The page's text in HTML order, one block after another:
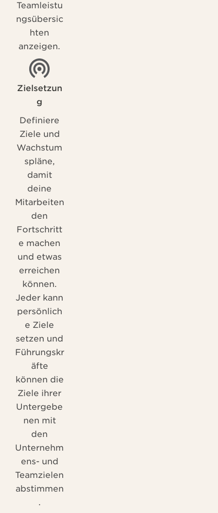
Teamleistu
ngsübersic
hten
anzeigen.
Zielsetzun
g
Definiere
Ziele und
Wachstum
spläne,
damit
deine
Mitarbeiten
den
Fortschritt
e machen
und etwas
erreichen
können.
Jeder kann
persönlich
e Ziele
setzen und
Führungskr
äfte
können die
Ziele ihrer
Untergebe
nen mit
den
Unternehm
ens- und
Teamzielen
abstimmen
.